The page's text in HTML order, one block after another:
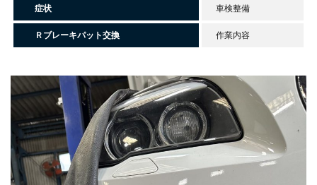
症状 車検整備
Ｒブレーキパット交換 作業内容